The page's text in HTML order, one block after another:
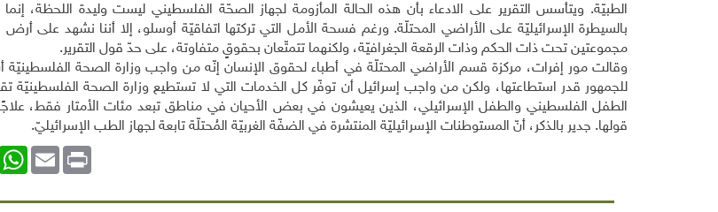
الطبيّة. ويتأسس التقرير على الادعاء بأن هذه الحالة المأزومة لجهاز الصحّة الفلسطيني ليست وليدة اللحظة،
بالسيطرة الإسرائيليّة على الأراضي المحتلّة. ورغم فسحة الأمل التي تركتها اتفاقيّة أوسلو، إلا أننا نشهد على
مجموعتين تحت ذات الحكم وذات الرقعة الجغرافيّة، ولكنهما تتمتّعان بحقوقٍ متفاوتة، على حدّ قول التقرير.
وقالت مور إفرات، مركزة قسم الأراضي المحتلّة في أطباء لحقوق الإنسان إنّه من واجب وزارة الصحة الفلسطينيّة
للجمهور قدر استطاعتها، ولكن من واجب إسرائيل أن توفّر كل الخدمات التي لا تستطيع وزارة الصحة الفلسطينيّة
الطفل الفلسطيني والطفل الإسرائيلي، الذين يعيشون في بعض الأحيان في مناطق تبعد مئات الأمتار فقط،
قولها. جدير بالذكر، أنّ المستوطنات الإسرائيليّة المنتشرة في الضفّة الغربيّة المُحتلّة تابعة لجهاز الطب الإسرائيليّ.
Email Print